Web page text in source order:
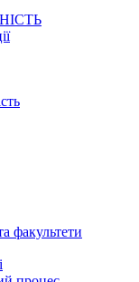
факультети